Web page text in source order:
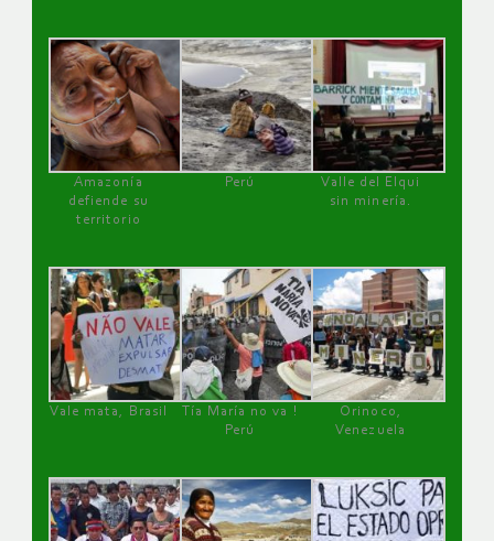
Amazonía
defiende su
territorio
Perú
Valle del Elqui
sin minería.
Vale mata, Brasil
Tía María no va !
Perú
Orinoco,
Venezuela